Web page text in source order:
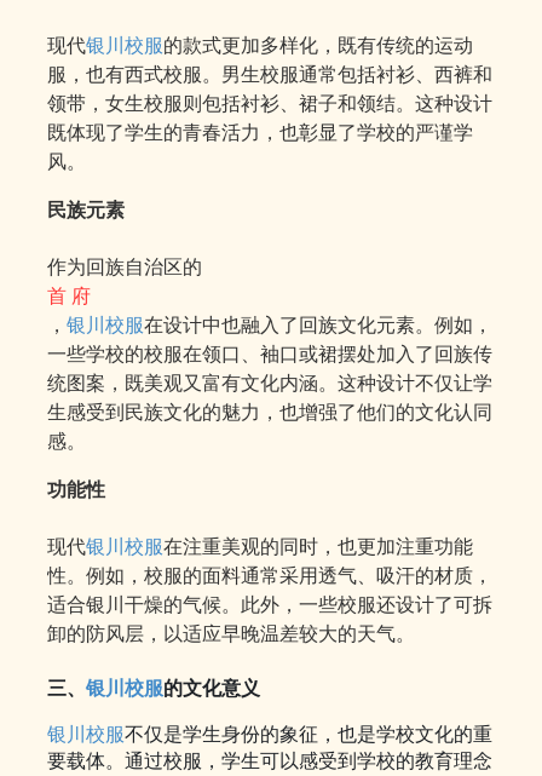
现代银川校服的款式更加多样化，既有传统的运动
服，也有西式校服。男生校服通常包括衬衫、西裤和
领带，女生校服则包括衬衫、裙子和领结。这种设计
既体现了学生的青春活力，也彰显了学校的严谨学
风。
民族元素
作为回族自治区的
首 府
，银川校服在设计中也融入了回族文化元素。例如，
一些学校的校服在领口、袖口或裙摆处加入了回族传
统图案，既美观又富有文化内涵。这种设计不仅让学
生感受到民族文化的魅力，也增强了他们的文化认同
感。
功能性
现代银川校服在注重美观的同时，也更加注重功能
性。例如，校服的面料通常采用透气、吸汗的材质，
适合银川干燥的气候。此外，一些校服还设计了可拆
卸的防风层，以适应早晚温差较大的天气。
三、银川校服的文化意义
银川校服不仅是学生身份的象征，也是学校文化的重
要载体。通过校服，学生可以感受到学校的教育理念